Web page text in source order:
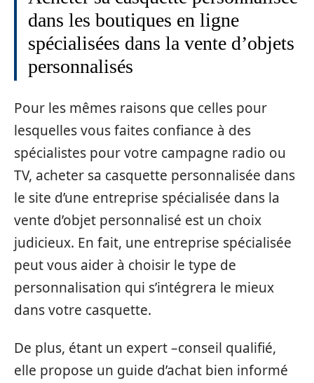
dans les boutiques en ligne
spécialisées dans la vente d’objets
personnalisés
Pour les mêmes raisons que celles pour
lesquelles vous faites confiance à des
spécialistes pour votre campagne radio ou
TV, acheter sa casquette personnalisée dans
le site d’une entreprise spécialisée dans la
vente d’objet personnalisé est un choix
judicieux. En fait, une entreprise spécialisée
peut vous aider à choisir le type de
personnalisation qui s’intégrera le mieux
dans votre casquette.
De plus, étant un expert –conseil qualifié,
elle propose un guide d’achat bien informé